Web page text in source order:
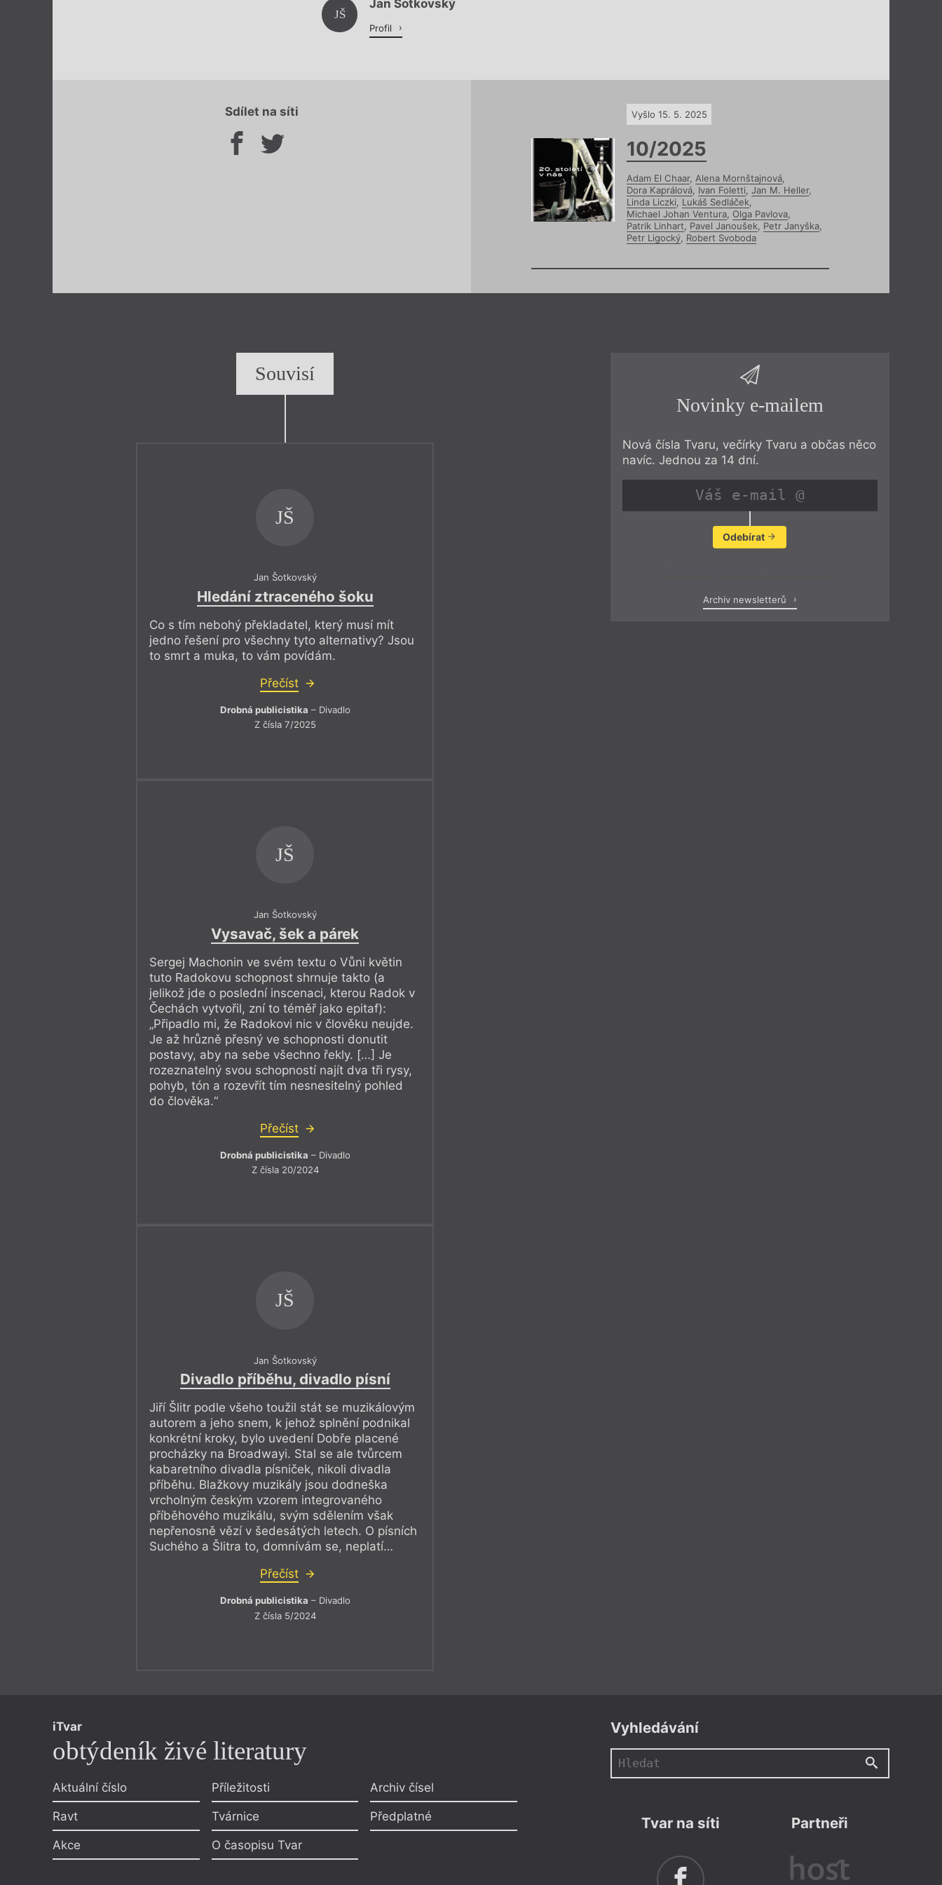
Načítá se.
JŠ
Jan Šotkovský
Profil
Sdílet na síti Vyšlo 15. 5. 2025
10/2025
Adam El Chaar, Alena Mornštajnová
Dora Kaprálová Ivan Foletti Jan M. Heller,
Linda Liczki
Lukáš Sedláček
Michael Johan Ventura Olga Pavlova
Patrik Linhart
Pavel Janoušek Petr Janyška
Petr Ligocký Robert Svoboda
Souvisí
JŠ
Jan Šotkovský
Hledání ztraceného šoku
Co s tím nebohý překladatel, který musí mít
jedno řešení pro všechny tyto alternativy? Jsou
to smrt a muka, to vám povídám.
Přečíst
Drobná publicistika – Divadlo
Z čísla 7/2025
JŠ
Jan Šotkovský
Vysavač, šek a párek
Sergej Machonin ve svém textu o Vůni květin
tuto Radokovu schopnost shrnuje takto (a
jelikož jde o poslední inscenaci, kterou Radok v
Čechách vytvořil, zní to téměř jako epitaf):
„Připadlo mi, že Radokovi nic v člověku neujde.
Je až hrůzně přesný ve schopnosti donutit
postavy, aby na sebe všechno řekly. […] Je
rozeznatelný svou schopností najít dva tři rysy,
pohyb, tón a rozevřít tím nesnesitelný pohled
do člověka.“
Přečíst
Drobná publicistika – Divadlo
Z čísla 20/2024
JŠ
Jan Šotkovský
Divadlo příběhu, divadlo písní
Jiří Šlitr podle všeho toužil stát se muzikálovým
autorem a jeho snem, k jehož splnění podnikal
konkrétní kroky, bylo uvedení Dobře placené
procházky na Broadwayi. Stal se ale tvůrcem
kabaretního divadla písniček, nikoli divadla
příběhu. Blažkovy muzikály jsou dodneška
vrcholným českým vzorem integrovaného
příběhového muzikálu, svým sdělením však
nepřenosně vězí v šedesátých letech. O písních
Suchého a Šlitra to, domnívám se, neplatí…
Přečíst
Drobná publicistika – Divadlo
Z čísla 5/2024
Novinky e-mailem
Nová čísla Tvaru, večírky Tvaru a občas něco
navíc. Jednou za 14 dní.
Odebírat
Archiv newsletterů
iTvar
obtýdeník živé literatury
Aktuální číslo
Ravt
Akce
Příležitosti
Tvárnice
O časopisu Tvar
Archiv čísel
Předplatné
Vyhledávání
Tvar na síti Partneři